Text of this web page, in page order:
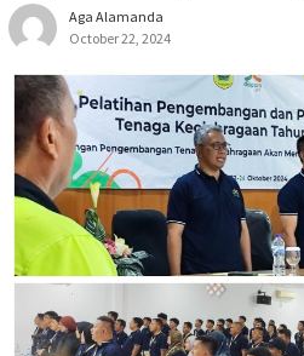
Aga Alamanda
October 22, 2024